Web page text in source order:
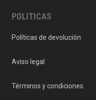
POLITICAS
Políticas de devolución
Aviso legal
Términos y condiciones